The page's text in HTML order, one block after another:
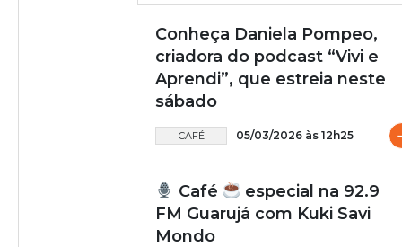
Conheça Daniela Pompeo,
criadora do podcast “Vivi e
Aprendi”, que estreia neste
sábado
CAFÉ 05/03/2026 às 12h25
Café
especial na 92.9
FM Guarujá com Kuki Savi
Mondo